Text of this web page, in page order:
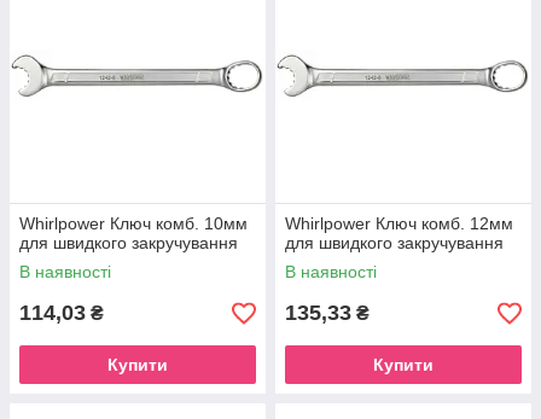
Whirlpower Ключ комб. 10мм
для швидкого закручування
В наявності
114,03 ₴
Купити
Whirlpower Ключ комб. 12мм
для швидкого закручування
В наявності
135,33 ₴
Купити